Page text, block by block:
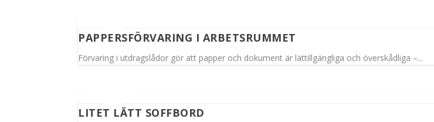
PAPPERSFÖRVARING I ARBETSRUMMET
Förvaring i utdragslådor gör att papper och dokument är lättillgängliga och överskådliga –...
LITET LÄTT SOFFBORD